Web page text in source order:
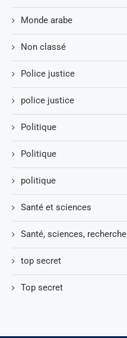
Monde arabe
Non classé
Police justice
police justice
Politique
Politique
politique
Santé et sciences
Santé, sciences, recherche
top secret
Top secret